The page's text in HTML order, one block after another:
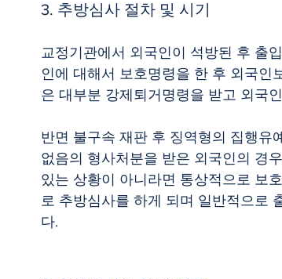
3. 추방심사 절차 및 시기
교정기관에서 외국인이 석방된 후 출
인에 대해서 보호명령을 한 후 외국인
은 대부분 강제퇴거명령을 받고 외국
반면 불구속 재판 후 징역형의 집행유
없음의 형사처분을 받은 외국인의 경
있는 상황이 아니라면 통상적으로 보
로 추방심사를 하게 되며 일반적으로
다.